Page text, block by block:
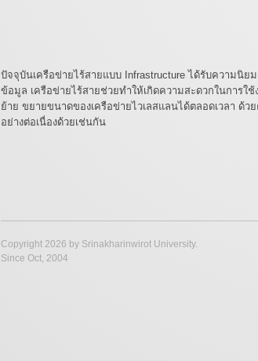
ปัจจุบันเครือข่ายไร้สายแบบ Infrastructure ได้รับความนิย
ข้อมูล เครือข่ายไร้สายช่วยทำให้เกิดความสะดวกในการ
ย้าย ขยายขนาดของเครือข่ายไวเลสแลนได้ตลอดเวลา ด้
อย่างต่อเนื่องด้วยเช่นกัน
Copyright 2026 by Srinakharinwirot University.
Since Oct, 2004